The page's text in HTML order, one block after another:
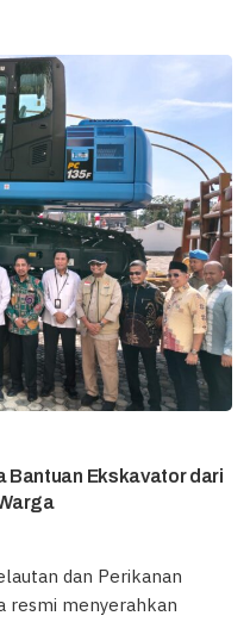
Bantuan Ekskavator dari
dan Perikanan
resmi menyerahkan